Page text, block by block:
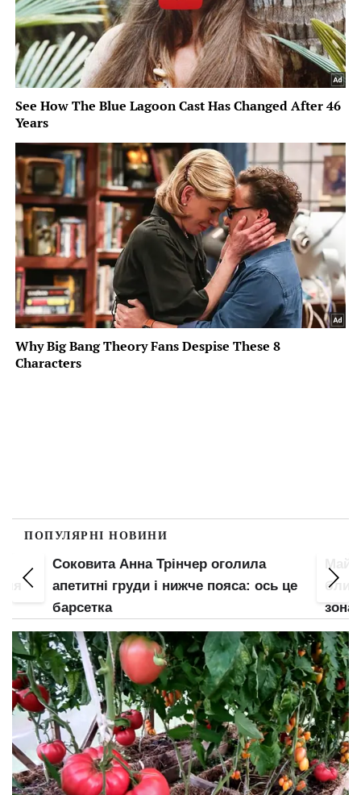
ПОПУЛЯРНІ НОВИНИ
Соковита Анна Трінчер оголила
апетитні груди і нижче пояса: ось це
барсетка
зона